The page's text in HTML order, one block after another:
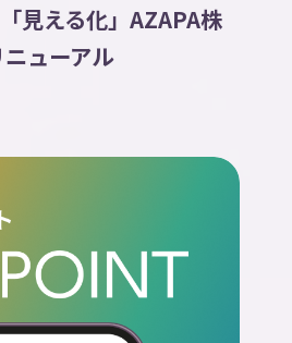
見える化」AZAPA株
ューアル